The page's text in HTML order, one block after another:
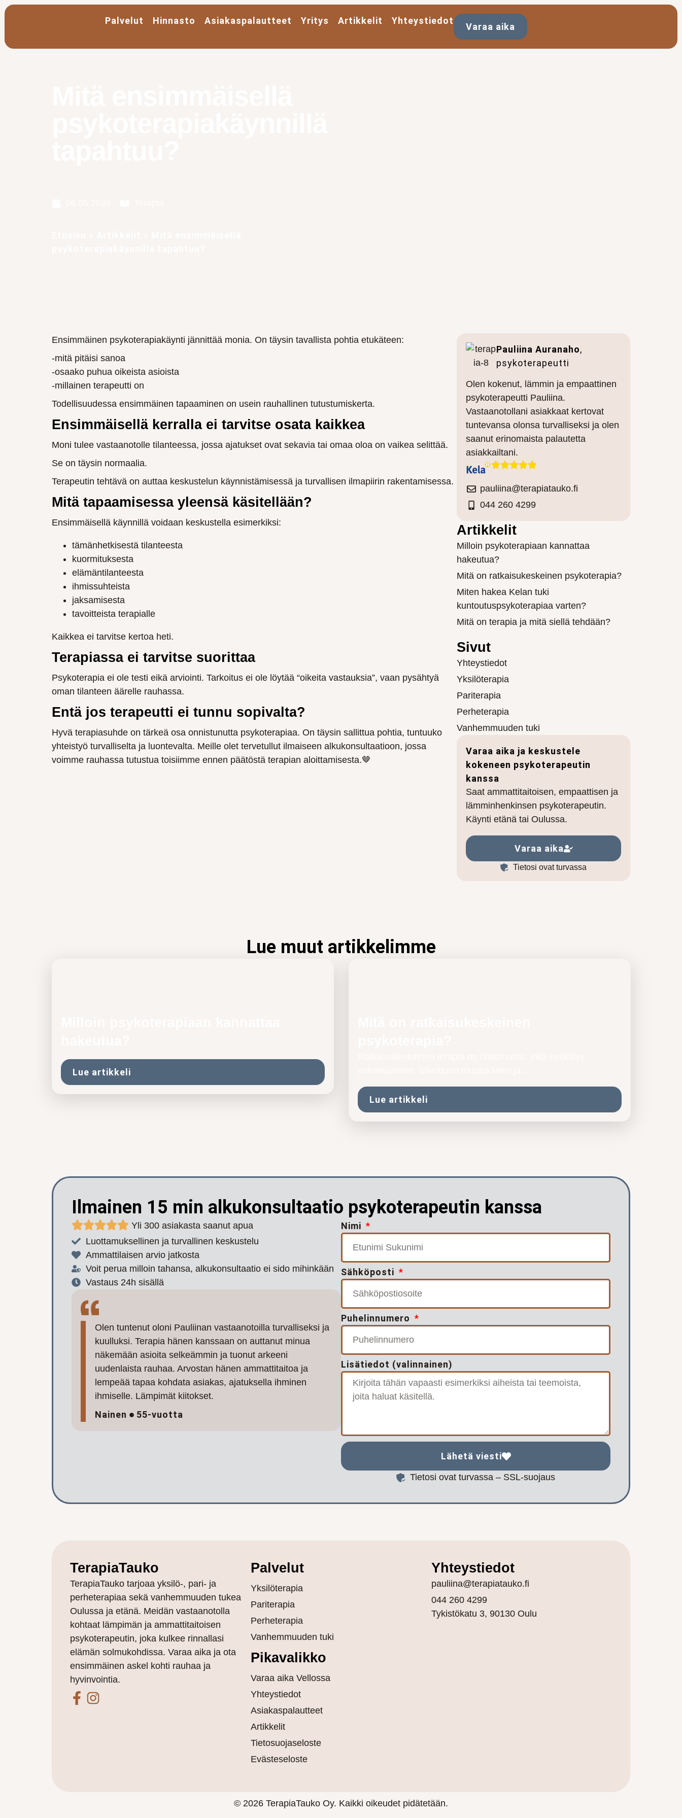
Palvelut Hinnasto Asiakaspalautteet Yritys Artikkelit Yhteystiedot
Varaa aika
Ensimmäinen psykoterapiakäynti jännittää monia. On täysin tavallista pohtia etukäteen:
-mitä pitäisi sanoa
-osaako puhua oikeista asioista
-millainen terapeutti on
Todellisuudessa ensimmäinen tapaaminen on usein rauhallinen tutustumiskerta.
Ensimmäisellä kerralla ei tarvitse osata kaikkea
Moni tulee vastaanotolle tilanteessa, jossa ajatukset ovat sekavia tai omaa oloa on vaikea selittää.
Se on täysin normaalia.
Terapeutin tehtävä on auttaa keskustelun käynnistämisessä ja turvallisen ilmapiirin rakentamisessa.
Mitä tapaamisessa yleensä käsitellään?
Ensimmäisellä käynnillä voidaan keskustella esimerkiksi:
tämänhetkisestä tilanteesta
kuormituksesta
elämäntilanteesta
ihmissuhteista
jaksamisesta
tavoitteista terapialle
Kaikkea ei tarvitse kertoa heti.
Terapiassa ei tarvitse suorittaa
Psykoterapia ei ole testi eikä arviointi. Tarkoitus ei ole löytää “oikeita vastauksia”, vaan pysähtyä
oman tilanteen äärelle rauhassa.
Entä jos terapeutti ei tunnu sopivalta?
Hyvä terapiasuhde on tärkeä osa onnistunutta psykoterapiaa. On täysin sallittua pohtia, tuntuuko
yhteistyö turvalliselta ja luontevalta. Meille olet tervetullut ilmaiseen alkukonsultaatioon, jossa
voimme rauhassa tutustua toisiimme ennen päätöstä terapian aloittamisesta.🤎
Pauliina Auranaho,
psykoterapeutti
Olen kokenut, lämmin ja empaattinen
psykoterapeutti Pauliina.
Vastaanotollani asiakkaat kertovat
tuntevansa olonsa turvalliseksi ja olen
saanut erinomaista palautetta
asiakkailtani.
pauliina@terapiatauko.fi
044 260 4299
Artikkelit
Milloin psykoterapiaan kannattaa
hakeutua?
Mitä on ratkaisukeskeinen psykoterapia?
Miten hakea Kelan tuki
kuntoutuspsykoterapiaa varten?
Mitä on terapia ja mitä siellä tehdään?
Sivut
Yhteystiedot
Yksilöterapia
Pariterapia
Perheterapia
Vanhemmuuden tuki
Varaa aika ja keskustele
kokeneen psykoterapeutin
kanssa
Saat ammattitaitoisen, empaattisen ja
lämminhenkinsen psykoterapeutin.
Käynti etänä tai Oulussa.
Varaa aika
Tietosi ovat turvassa
Lue muut artikkelimme
Lue artikkeli
Lue artikkeli
Ilmainen 15 min alkukonsultaatio psykoterapeutin kanssa
Yli 300 asiakasta saanut apua
Luottamuksellinen ja turvallinen keskustelu
Ammattilaisen arvio jatkosta
Voit perua milloin tahansa, alkukonsultaatio ei sido mihinkään
Vastaus 24h sisällä
Olen tuntenut oloni Pauliinan vastaanotoilla turvalliseksi ja
kuulluksi. Terapia hänen kanssaan on auttanut minua
näkemään asioita selkeämmin ja tuonut arkeeni
uudenlaista rauhaa. Arvostan hänen ammattitaitoa ja
lempeää tapaa kohdata asiakas, ajatuksella ihminen
ihmiselle. Lämpimät kiitokset.
Nainen 55-vuotta
Nimi
Sähköposti
Puhelinnumero
Lisätiedot (valinnainen)
Lähetä viesti
Tietosi ovat turvassa – SSL-suojaus
TerapiaTauko
TerapiaTauko tarjoaa yksilö-, pari- ja
perheterapiaa sekä vanhemmuuden tukea
Oulussa ja etänä. Meidän vastaanotolla
kohtaat lämpimän ja ammattitaitoisen
psykoterapeutin, joka kulkee rinnallasi
elämän solmukohdissa. Varaa aika ja ota
ensimmäinen askel kohti rauhaa ja
hyvinvointia.
Palvelut
Yksilöterapia
Pariterapia
Perheterapia
Vanhemmuuden tuki
Pikavalikko
Varaa aika Vellossa
Yhteystiedot
Asiakaspalautteet
Artikkelit
Tietosuojaseloste
Evästeseloste
Yhteystiedot
pauliina@terapiatauko.fi
044 260 4299
Tykistökatu 3, 90130 Oulu
© 2026 TerapiaTauko Oy. Kaikki oikeudet pidätetään.